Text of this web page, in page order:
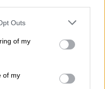
uses one or more Google
You may click to
its third-party tags to
purposes in below Google
Outs
of my
of my
15άχρονος εξ
ψυχική μας υγεία.
…
και αυτό είναι
να